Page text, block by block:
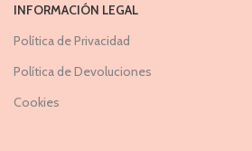
INFORMACIÓN LEGAL
Política de Privacidad
Política de Devoluciones
Cookies